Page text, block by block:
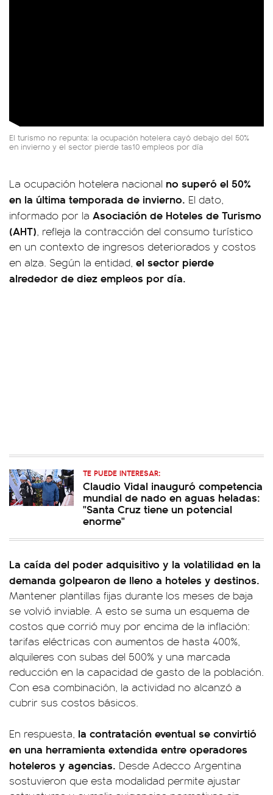
El turismo no repunta: la ocupación hotelera cayó debajo del 50%
en invierno y el sector pierde tas10 empleos por día
La ocupación hotelera nacional no superó el 50%
en la última temporada de invierno. El dato,
informado por la Asociación de Hoteles de Turismo
(AHT), refleja la contracción del consumo turístico
en un contexto de ingresos deteriorados y costos
en alza. Según la entidad, el sector pierde
alrededor de diez empleos por día.
TE PUEDE INTERESAR:
Claudio Vidal inauguró competencia
mundial de nado en aguas heladas:
"Santa Cruz tiene un potencial
enorme"
La caída del poder adquisitivo y la volatilidad en la
demanda golpearon de lleno a hoteles y destinos.
Mantener plantillas fijas durante los meses de baja
se volvió inviable. A esto se suma un esquema de
costos que corrió muy por encima de la inflación:
tarifas eléctricas con aumentos de hasta 400%,
alquileres con subas del 500% y una marcada
reducción en la capacidad de gasto de la población.
Con esa combinación, la actividad no alcanzó a
cubrir sus costos básicos.
En respuesta, la contratación eventual se convirtió
en una herramienta extendida entre operadores
hoteleros y agencias. Desde Adecco Argentina
sostuvieron que esta modalidad permite ajustar